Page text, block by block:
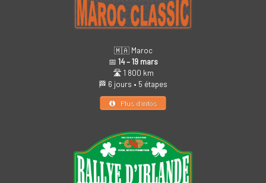
🇲🇦 Maroc
📅 14 – 19 mars
🛣️ 1 800 km
🏁 6 jours • 5 étapes
Plus d’infos